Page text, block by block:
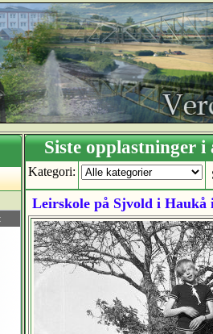
Siste
Kategori:
Leirskole på Sjvold i Haukå